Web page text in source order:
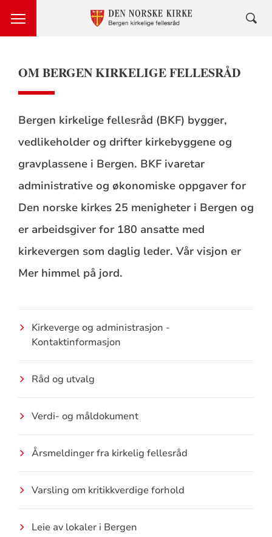
OM BERGEN KIRKELIGE FELLESRÅD
Bergen kirkelige fellesråd (BKF) bygger,
vedlikeholder og drifter kirkebyggene og
gravplassene i Bergen. BKF ivaretar
administrative og økonomiske oppgaver for
Den norske kirkes 25 menigheter i Bergen og
er arbeidsgiver for 180 ansatte med
kirkevergen som daglig leder. Vår visjon er
Mer himmel på jord.
Kirkeverge og administrasjon -
Kontaktinformasjon
Råd og utvalg
Verdi- og måldokument
Årsmeldinger fra kirkelig fellesråd
Varsling om kritikkverdige forhold
Leie av lokaler i Bergen